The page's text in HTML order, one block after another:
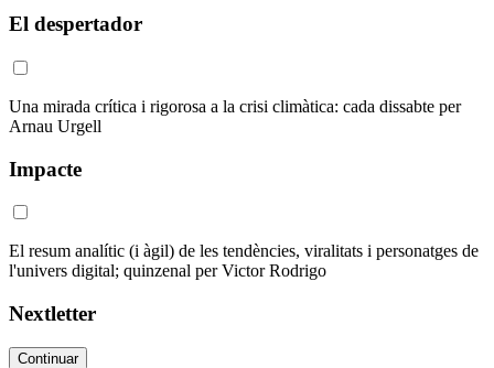
El despertador
Una mirada crítica i rigorosa a la crisi climàtica: cada dissabte per
Arnau Urgell
Impacte
El resum analític (i àgil) de les tendències, viralitats i personatges de
l'univers digital; quinzenal per Victor Rodrigo
Nextletter
Continuar